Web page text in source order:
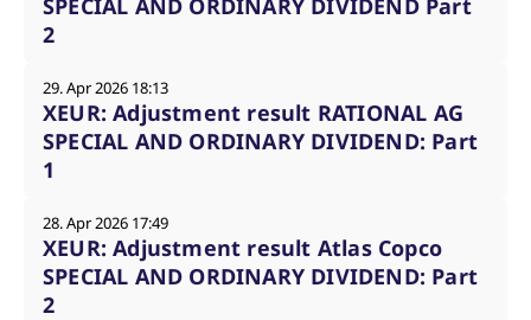
SPECIAL AND ORDINARY DIVIDEND Part
2
29. Apr 2026 18:13
XEUR: Adjustment result RATIONAL AG
SPECIAL AND ORDINARY DIVIDEND: Part
1
28. Apr 2026 17:49
XEUR: Adjustment result Atlas Copco
SPECIAL AND ORDINARY DIVIDEND: Part
2